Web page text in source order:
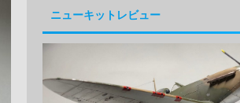
ニューキットレビュー